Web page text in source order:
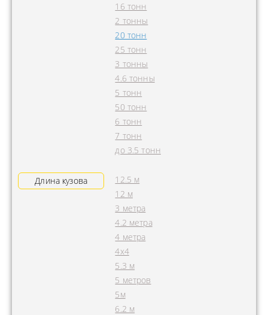
16 тонн
2 тонны
20 тонн
25 тонн
3 тонны
4.6 тонны
5 тонн
50 тонн
6 тонн
7 тонн
до 3.5 тонн
Длина кузова
12.5 м
12 м
3 метра
4.2 метра
4 метра
4x4
5.3 м
5 метров
5м
6.2 м